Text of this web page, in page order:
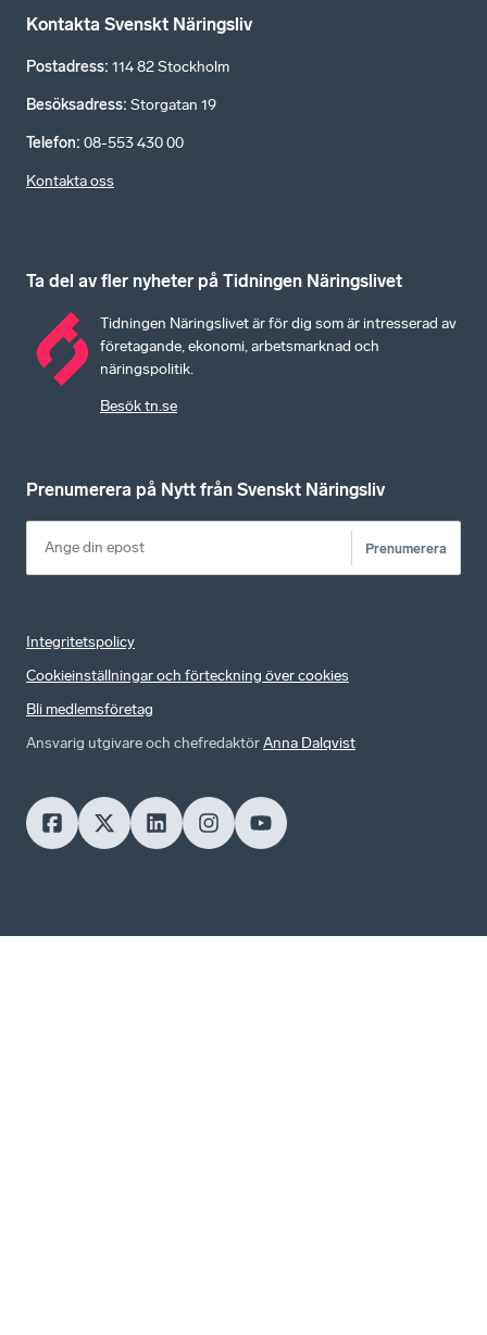
Kontakta Svenskt Näringsliv
Postadress: 114 82 Stockholm
Besöksadress: Storgatan 19
Telefon: 08-553 430 00
Kontakta oss
Ta del av fler nyheter på Tidningen Näringslivet
Tidningen Näringslivet är för dig som är intresserad av
företagande, ekonomi, arbetsmarknad och
näringspolitik.
Besök tn.se
Prenumerera på Nytt från Svenskt Näringsliv
Prenumerera
Integritetspolicy
Cookieinställningar och förteckning över cookies
Bli medlemsföretag
Ansvarig utgivare och chefredaktörAnna Dalqvist